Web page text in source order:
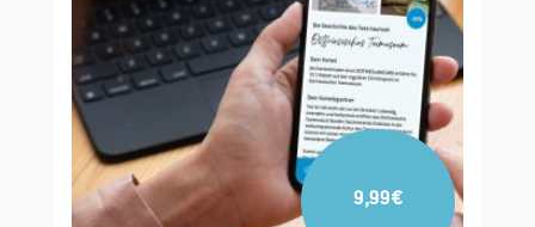
Details
9,99€